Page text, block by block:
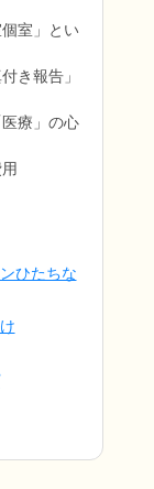
室」とい
き報告」
療」の心
ひたちな